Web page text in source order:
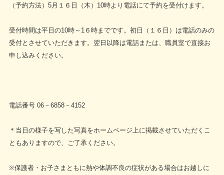
（予約方法）5月１６日（木）10時より電話にて予約を受付けます。
受付時間は平日の10時～1６時までです。初日（１６日）は電話のみの
受付とさせていただきます。翌日以降は電話または、職員室で直接お
申し込みください。
電話番号 06－6858－4152
＊当日の様子を写した写真をホームページ上に掲載させていただくこ
ともありますので、ご了承ください。
※保護者・お子さまともに熱や体調不良の症状がある場合はお越しに